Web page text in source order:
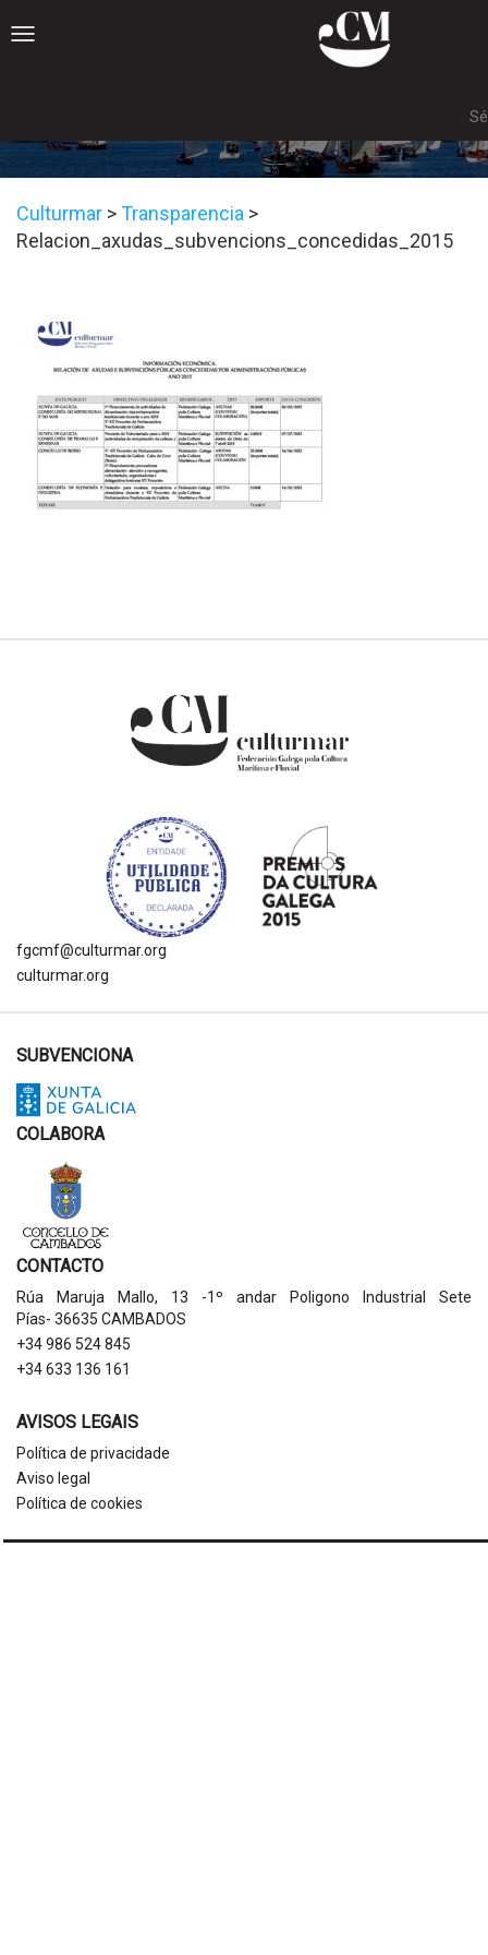
Toggle
Culturmar >Transparencia >
Relacion_axudas_subvencions_concedidas_2015
fgcmf@culturmar.org
culturmar.org
SUBVENCIONA
COLABORA
CONTACTO
Rúa Maruja Mallo, 13 -1º andar Poligono Industrial Sete
Pías- 36635 CAMBADOS
+34 986 524 845
+34 633 136 161
AVISOS LEGAIS
Política de privacidade
Aviso legal
Política de cookies